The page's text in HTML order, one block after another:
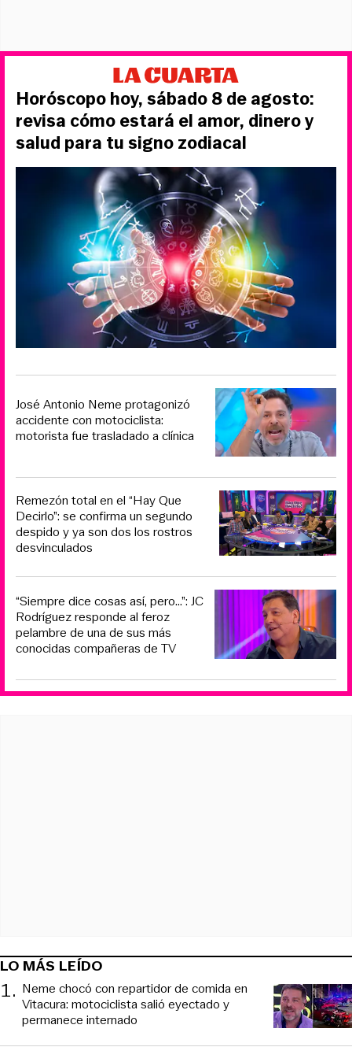
Horóscopo hoy, sábado 8 de agosto:
revisa cómo estará el amor, dinero y
salud para tu signo zodiacal
José Antonio Neme protagonizó
accidente con motociclista:
motorista fue trasladado a clínica
Remezón total en el “Hay Que
Decirlo”: se confirma un segundo
despido y ya son dos los rostros
desvinculados
“Siempre dice cosas así, pero...”: JC
Rodríguez responde al feroz
pelambre de una de sus más
conocidas compañeras de TV
LO MÁS LEÍDO
1. Neme chocó con repartidor de comida en
Vitacura: motociclista salió eyectado y
permanece internado